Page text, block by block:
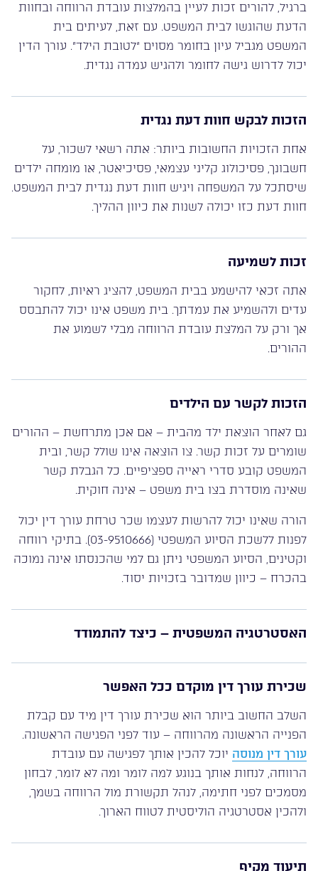
ברגיל, להורים זכות לעיין בהמלצות עובדת הרווחה ובחוות
הדעת שהוגשו לבית המשפט. עם זאת, לעיתים בית
המשפט מגביל עיון בחומר מסוים “לטובת הילד”. עורך הדין
יכול לדרוש גישה לחומר ולהגיש עמדה נגדית.
הזכות לבקש חוות דעת נגדית
אחת הזכויות החשובות ביותר: אתה רשאי לשכור, על
חשבונך, פסיכולוג קליני עצמאי, פסיכיאטר, או מומחה ילדים
שיסתכל על המשפחה ויגיש חוות דעת נגדית לבית המשפט.
חוות דעת כזו יכולה לשנות את כיוון ההליך.
זכות לשמיעה
אתה זכאי להישמע בבית המשפט, להציג ראיות, לחקור
עדים ולהשמיע את עמדתך. בית משפט אינו יכול להתבסס
אך ורק על המלצת עובדת הרווחה מבלי לשמוע את
ההורים.
הזכות לקשר עם הילדים
גם לאחר הוצאת ילד מהבית – אם אכן מתרחשת – ההורים
שומרים על זכות קשר. צו הוצאה אינו שולל קשר, ובית
המשפט קובע סדרי ראייה ספציפיים. כל הגבלת קשר
שאינה מוסדרת בצו בית משפט – אינה חוקית.
הורה שאינו יכול להרשות לעצמו שכר טרחת עורך דין יכול
לפנות ללשכת הסיוע המשפטי (03-9510666). בתיקי רווחה
וקטינים, הסיוע המשפטי ניתן גם למי שהכנסתו אינה נמוכה
בהכרח – כיוון שמדובר בזכויות יסוד.
האסטרטגיה המשפטית – כיצד להתמודד
שכירת עורך דין מוקדם ככל האפשר
השלב החשוב ביותר הוא שכירת עורך דין מיד עם קבלת
הפנייה הראשונה מהרווחה – עוד לפני הפגישה הראשונה.
עורך דין מנוסה יוכל להכין אותך לפגישה עם עובדת
הרווחה, לנחות אותך בנוגע למה לומר ומה לא לומר, לבחון
מסמכים לפני חתימה, לנהל תקשורת מול הרווחה בשמך,
ולהכין אסטרטגיה הוליסטית לטווח הארוך.
תיעוד מקיף